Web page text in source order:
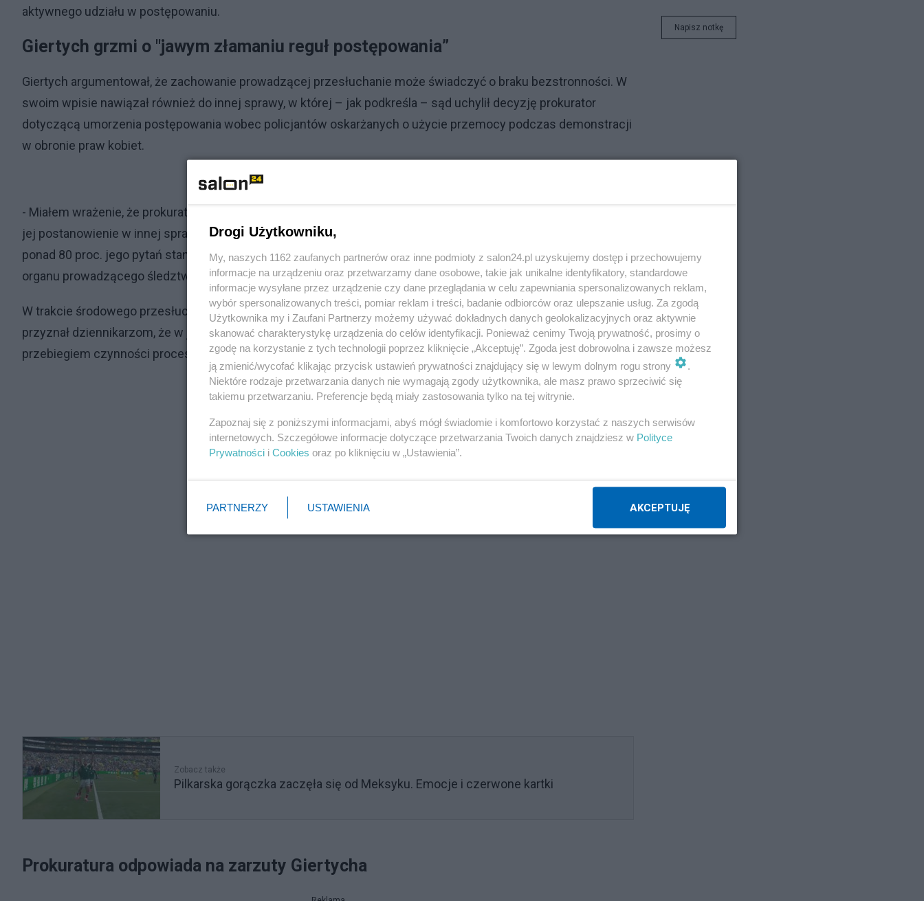
aktywnego udziału w postępowaniu.
Giertych grzmi o "jawym złamaniu reguł postępowania”
Giertych argumentował, że zachowanie prowadzącej przesłuchanie może świadczyć o braku bezstronności. W
swoim wpisie nawiązał również do innej sprawy, w której – jak podkreśla – sąd uchylił decyzję prokurator
dotyczącą umorzenia postępowania wobec policjantów oskarżanych o użycie przemocy podczas demonstracji
w obronie praw kobiet.
- Miałem wrażenie, że prokurator Szeroczyńska bardzo przeżywa klęskę sądową, w której sąd uchylił z hukiem
jej postanowienie w innej sprawie, którą prowadzę – sugerował. Zdaniem pełnomocnika Birgfellnera uchylenie
ponad 80 proc. jego pytań stanowiło "jawne złamanie reguł postępowania”, które może podważać bezstronność
organu prowadzącego śledztwo.
W trakcie środowego przesłuchania Giertych opuścił prokuraturę przed zakończeniem czynności. Później
przyznał dziennikarzom, że w jego ocenie prowadząca przesłuchanie "nie poradziła sobie do końca” z
przebiegiem czynności procesowych.
Zobacz także
Pilkarska gorączka zaczęła się od Meksyku. Emocje i czerwone kartki
Prokuratura odpowiada na zarzuty Giertycha
Napisz notkę
Drogi Użytkowniku,
My, naszych 1162 zaufanych partnerów oraz inne podmioty z salon24.pl uzyskujemy dostęp i przechowujemy
informacje na urządzeniu oraz przetwarzamy dane osobowe, takie jak unikalne identyfikatory, standardowe
informacje wysyłane przez urządzenie czy dane przeglądania w celu zapewniania spersonalizowanych reklam,
wybór spersonalizowanych treści, pomiar reklam i treści, badanie odbiorców oraz ulepszanie usług. Za zgodą
Użytkownika my i Zaufani Partnerzy możemy używać dokładnych danych geolokalizacyjnych oraz aktywnie
skanować charakterystykę urządzenia do celów identyfikacji. Ponieważ cenimy Twoją prywatność, prosimy o
zgodę na korzystanie z tych technologii poprzez kliknięcie „Akceptuję”. Zgoda jest dobrowolna i zawsze możesz
ją zmienić/wycofać klikając przycisk ustawień prywatności znajdujący się w lewym dolnym rogu strony
.
Niektóre rodzaje przetwarzania danych nie wymagają zgody użytkownika, ale masz prawo sprzeciwić się
takiemu przetwarzaniu. Preferencje będą miały zastosowania tylko na tej witrynie.
Zapoznaj się z poniższymi informacjami, abyś mógł świadomie i komfortowo korzystać z naszych serwisów
internetowych. Szczegółowe informacje dotyczące przetwarzania Twoich danych znajdziesz w Polityce
Prywatności i Cookies oraz po kliknięciu w „Ustawienia”.
PARTNERZY USTAWIENIA AKCEPTUJĘ